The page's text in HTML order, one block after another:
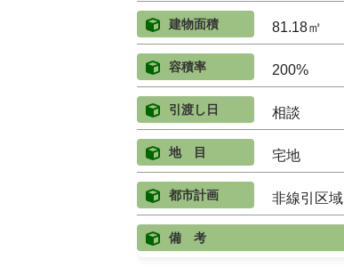
建物面積 81.18㎡
容積率 200%
引渡し日 相談
地 目 宅地
都市計画 非線引区域
備 考